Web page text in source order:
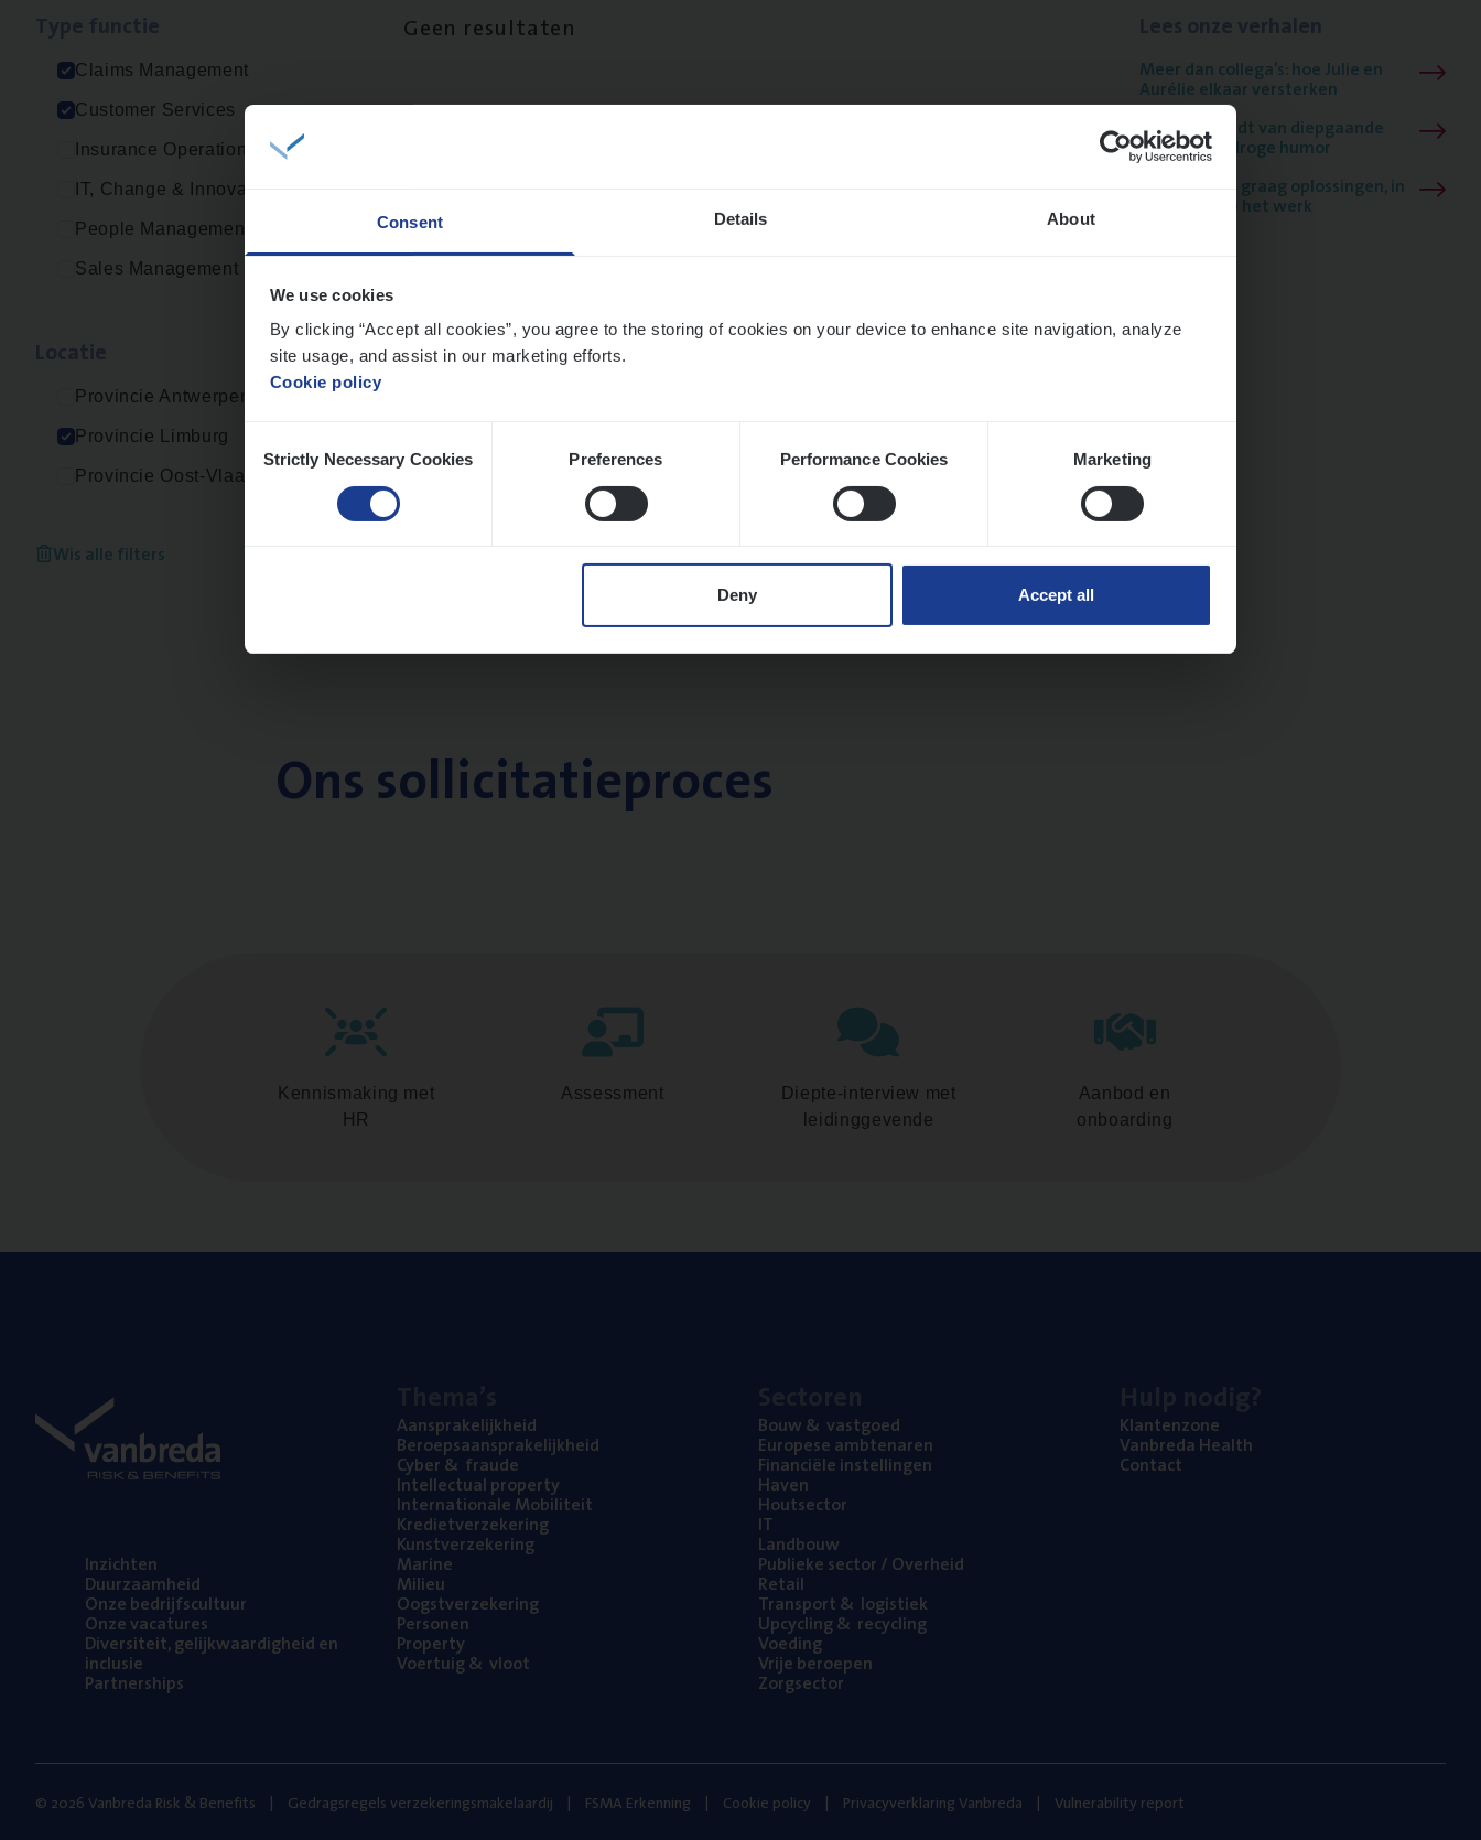
Consent Details About
We use cookies
By clicking “Accept all cookies”, you agree to the storing of cookies on your device to enhance site navigation, analyze
site usage, and assist in our marketing efforts.
Cookie policy
Selection
Strictly Necessary Cookies Preferences Performance Cookies Marketing
Deny Accept all
Claims Management
Customer Services
Insurance Operations
IT, Change & Innovation
People Management
Sales Management
Provincie Antwerpen
Provincie Limburg
Provincie Oost-Vlaanderen
Wis alle filters
Geen resultaten
Meer dan collega’s: hoe Julie en
Aurélie elkaar versterken
Mathias houdt van diepgaande
dossiers én droge humor
Thalia zoekt graag oplossingen, in
games én op het werk
Ons sollicitatieproces
Kennismaking met
HR
Assessment
Diepte-interview met
leidinggevende
Aanbod en
onboarding
Inzich­ten
Duur­zaam­heid
Onze bedrijfs­cul­tuur
Onze vaca­tu­res
Diver­si­teit, gelijk­waar­dig­heid en
inclusie
Part­ner­ships
Aan­spra­ke­lijk­heid
Beroeps­aan­spra­ke­lijk­heid
Cyber& fraude
Intel­lec­tu­al property
Inter­na­ti­o­na­le Mobiliteit
Kre­diet­ver­ze­ke­ring
Kunst­ver­ze­ke­ring
Mari­ne
Mili­eu
Oogst­ver­ze­ke­ring
Per­so­nen
Pro­per­ty
Voer­tuig& vloot
Bouw& vastgoed
Euro­pe­se ambtenaren
Finan­ci­ë­le instellingen
Haven
Hout­sec­tor
IT
Land­bouw
Publie­ke sec­tor / Overheid
Retail
Trans­port& logistiek
Upcy­cling& recycling
Voe­ding
Vrije beroe­pen
Zorg­sec­tor
Klan­ten­zo­ne
Van­b­re­da Health
Con­tact
© 2026 Vanbreda Risk & Benefits Gedragsregels verzekeringsmakelaardij FSMA Erkenning Cookie policy Privacyverklaring Vanbreda Vulnerability report